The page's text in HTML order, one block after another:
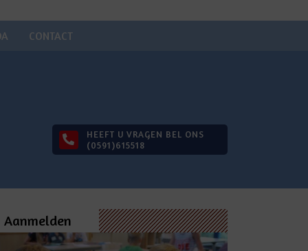
CONTACT
HEEFT U VRAGEN BEL ONS
(0591)615518
Aanmelden